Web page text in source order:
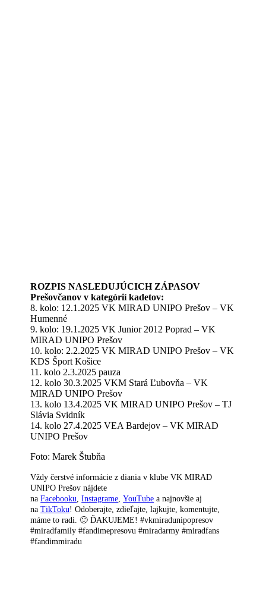
ROZPIS NASLEDUJÚCICH ZÁPASOV
Prešovčanov v kategórií kadetov:
8. kolo: 12.1.2025 VK MIRAD UNIPO Prešov – VK
Humenné
9. kolo: 19.1.2025 VK Junior 2012 Poprad – VK
MIRAD UNIPO Prešov
10. kolo: 2.2.2025 VK MIRAD UNIPO Prešov – VK
KDS Šport Košice
11. kolo 2.3.2025 pauza
12. kolo 30.3.2025 VKM Stará Ľubovňa – VK
MIRAD UNIPO Prešov
13. kolo 13.4.2025 VK MIRAD UNIPO Prešov – TJ
Slávia Svidník
14. kolo 27.4.2025 VEA Bardejov – VK MIRAD
UNIPO Prešov
Foto: Marek Štubňa
Vždy čerstvé informácie z diania v klube VK MIRAD
UNIPO Prešov nájdete
naFacebooku,Instagrame,YouTube a najnovšie aj
naTikToku! Odoberajte, zdieľajte, lajkujte, komentujte,
máme to radi. 🙂 ĎAKUJEME! #vkmiradunipopresov
#miradfamily #fandimepresovu #miradarmy #miradfans
#fandimmiradu